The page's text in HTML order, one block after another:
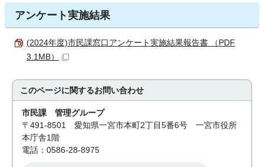
アンケート実施結果
(2024年度)市民課窓口アンケート実施結果報告書 （PDF
3.1MB）
このページに関するお問い合わせ
市民課 管理グループ
〒491-8501 愛知県一宮市本町2丁目5番6号 一宮市役所
本庁舎1階
電話：0586-28-8975